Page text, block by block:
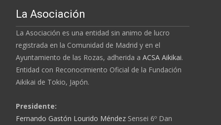
La Asociación
La Asociación es una entidad sin animo de lucro
registrada en la Comunidad de Madrid y en el
Ayuntamiento de las Rozas, adherida a ACSA Aikikai.
Entidad con Reconocimiento Oficial de la Fundación
Aikikai de Tokio, Japón.
Presidente:
Fernando Gastón Lourido Méndez Sensei 6º Dan